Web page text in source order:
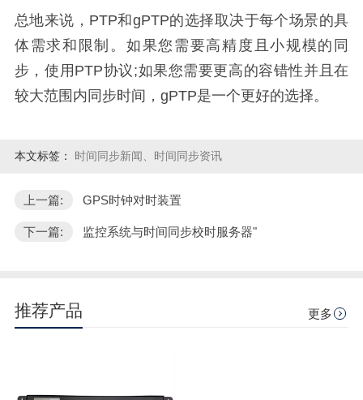
总地来说，PTP和gPTP的选择取决于每个场景的具
体需求和限制。如果您需要高精度且小规模的同
步，使用PTP协议;如果您需要更高的容错性并且在
较大范围内同步时间，gPTP是一个更好的选择。
本文标签： 时间同步新闻、时间同步资讯
上一篇: GPS时钟对时装置
下一篇: 监控系统与时间同步校时服务器"
推荐产品 更多